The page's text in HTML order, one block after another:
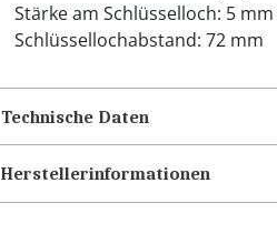
Stärke am Schlüsselloch: 5 mm
Schlüssellochabstand: 72 mm
Technische Daten
Herstellerinformationen